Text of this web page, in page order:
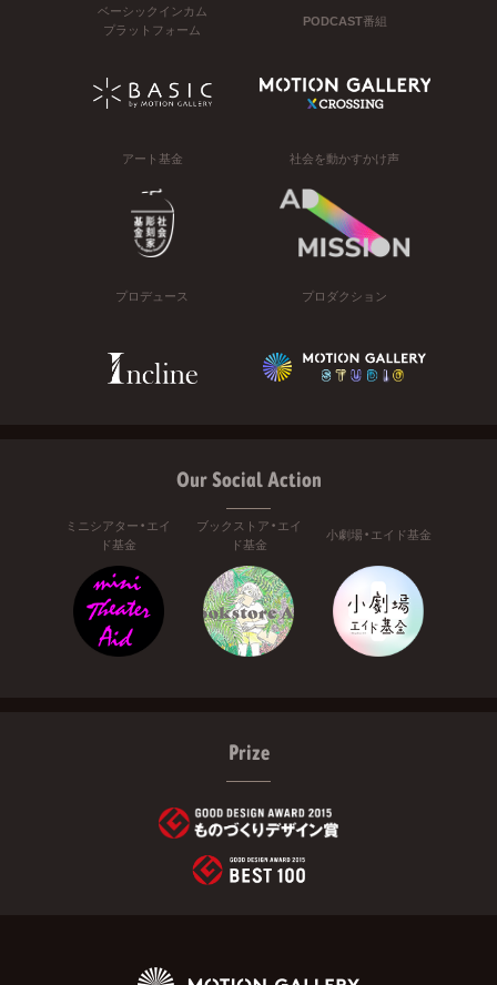
ベーシックインカム
プラットフォーム
PODCAST番組
アート基金 社会を動かすかけ声
プロデュース プロダクション
Our Social Action
ミニシアター・エイ
ド基金
ブックストア・エイ
ド基金
小劇場・エイド基金
Prize